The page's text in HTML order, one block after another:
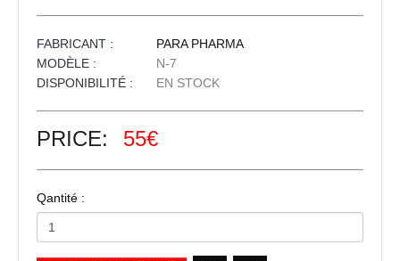
FABRICANT :
PARA PHARMA
MODÈLE :
N-7
DISPONIBILITÉ :
EN STOCK
PRICE: 55€
Qantité :